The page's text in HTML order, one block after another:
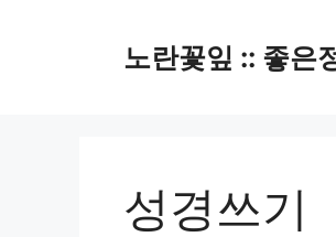
노란꽃잎 :: 좋은
성경쓰기